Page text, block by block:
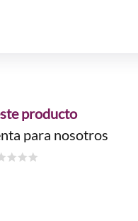
producto
para nosotros